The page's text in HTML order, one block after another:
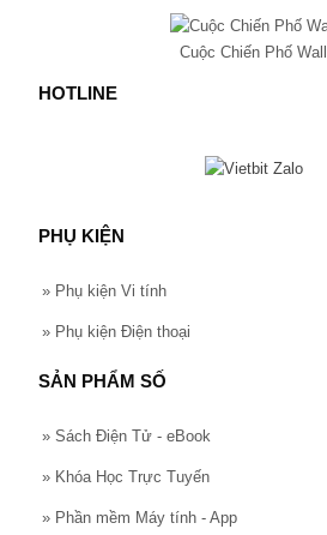
Cuộc Chiến Phố Wall
HOTLINE
PHỤ KIỆN
» Phụ kiện Vi tính
» Phụ kiện Điện thoại
SẢN PHẨM SỐ
» Sách Điện Tử - eBook
» Khóa Học Trực Tuyến
» Phần mềm Máy tính - App